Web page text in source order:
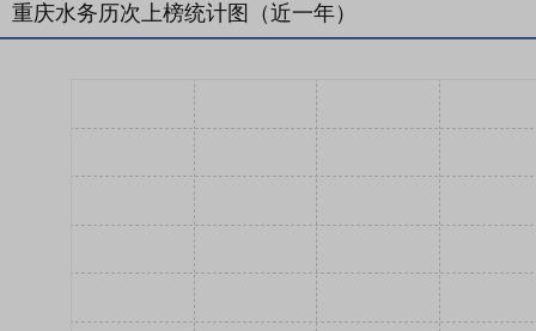
重庆水务历次上榜统计图（近一年）